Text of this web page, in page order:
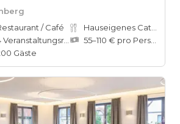
/ Café
Veranstaltungsräume
Gäste